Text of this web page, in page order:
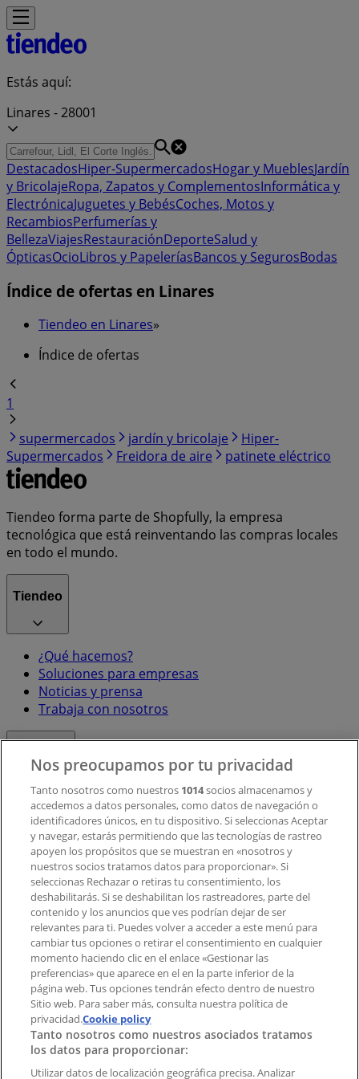
Estás aquí:
Linares - 28001
DestacadosHiper-SupermercadosHogar y MueblesJardín
y BricolajeRopa, Zapatos y ComplementosInformática y
ElectrónicaJuguetes y BebésCoches, Motos y
RecambiosPerfumerías y
BellezaViajesRestauraciónDeporteSalud y
ÓpticasOcioLibros y PapeleríasBancos y SegurosBodas
Índice de ofertas en Linares
Tiendeo en Linares»
Índice de ofertas
1
supermercados
jardín y bricolaje
Hiper-
Supermercados
Freidora de aire patinete eléctrico
Tiendeo forma parte de Shopfully, la empresa
tecnológica que está reinventando las compras locales
en todo el mundo.
Tiendeo
¿Qué hacemos?
Soluciones para empresas
Noticias y prensa
Trabaja con nosotros
Contacto comercial y de marketing
Tienda mal colocada en el mapa
Notificar un folleto
¿Encontraste un problema en la web o en la
aplicación?
Índices
Marcas
Marcas locales
Negocios
Negocios cercanos
Productos
Productos locales
Nos preocupamos por tu privacidad
Tanto nosotros como nuestros 1014socios almacenamos y
accedemos a datos personales, como datos de navegación o
identificadores únicos, en tu dispositivo. Si seleccionas Aceptar
y navegar, estarás permitiendo que las tecnologías de rastreo
apoyen los propósitos que se muestran en «nosotros y
nuestros socios tratamos datos para proporcionar». Si
seleccionas Rechazar o retiras tu consentimiento, los
deshabilitarás. Si se deshabilitan los rastreadores, parte del
contenido y los anuncios que ves podrían dejar de ser
relevantes para ti. Puedes volver a acceder a este menú para
cambiar tus opciones o retirar el consentimiento en cualquier
momento haciendo clic en el enlace «Gestionar las
preferencias» que aparece en el en la parte inferior de la
página web. Tus opciones tendrán efecto dentro de nuestro
Sitio web. Para saber más, consulta nuestra política de
privacidad.Cookie policy
Tanto nosotros como nuestros asociados tratamos
los datos para proporcionar:
Utilizar datos de localización geográfica precisa. Analizar